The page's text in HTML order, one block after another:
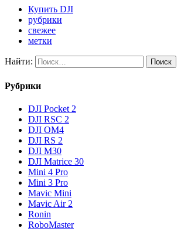
Купить DJI
рубрики
свежее
метки
Найти:
Рубрики
DJI Pocket 2
DJI RSC 2
DJI OM4
DJI RS 2
DJI M30
DJI Matrice 30
Mini 4 Pro
Mini 3 Pro
Mavic Mini
Mavic Air 2
Ronin
RoboMaster